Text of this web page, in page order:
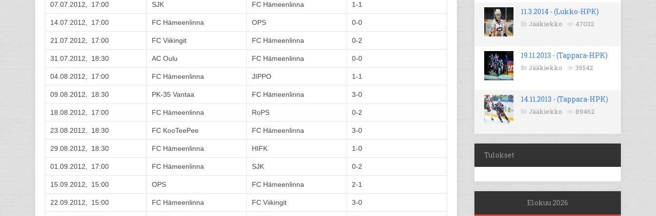
07.07.2012, 17:00 SJK FC Hämeenlinna 1-1
14.07.2012, 17:00 FC Hämeenlinna OPS 0-0
21.07.2012, 17:00 FC Viikingit FC Hämeenlinna 0-2
31.07.2012, 18:30 AC Oulu FC Hämeenlinna 0-0
04.08.2012, 17:00 FC Hämeenlinna JIPPO 1-1
09.08.2012, 18:30 PK-35 Vantaa FC Hämeenlinna 3-0
18.08.2012, 17:00 FC Hämeenlinna RoPS 0-2
23.08.2012, 18:30 FC KooTeePee FC Hämeenlinna 3-0
29.08.2012, 18:30 FC Hämeenlinna HIFK 1-0
01.09.2012, 17:00 FC Hämeenlinna SJK 0-2
15.09.2012, 15:00 OPS FC Hämeenlinna 2-1
22.09.2012, 15:00 FC Hämeenlinna FC Viikingit 3-0
11.3.2014 - (Lukko-HPK)
Jääkiekko 47032
19.11.2013 - (Tappara-HPK)
Jääkiekko 35542
14.11.2013 - (Tappara-HPK)
Jääkiekko 89462
Tulokset
Elokuu 2026